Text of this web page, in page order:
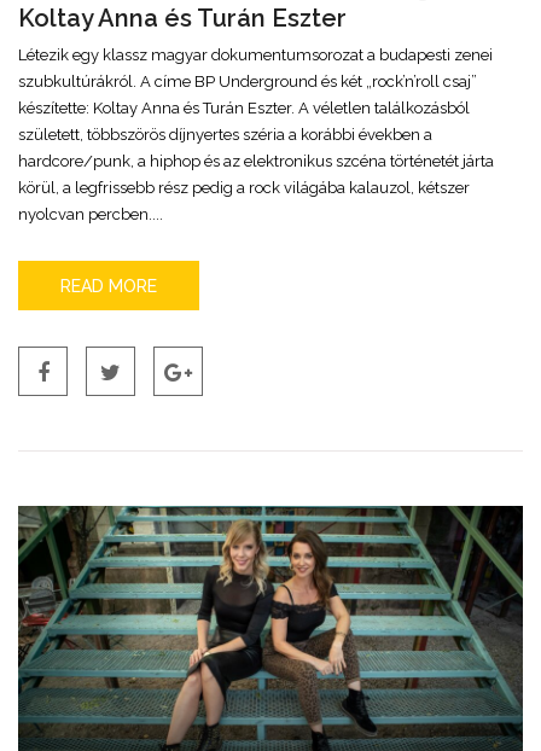
Koltay Anna és Turán Eszter
Létezik egy klassz magyar dokumentumsorozat a budapesti zenei
szubkultúrákról. A címe BP Underground és két „rock’n’roll csaj”
készítette: Koltay Anna és Turán Eszter. A véletlen találkozásból
született, többszörös díjnyertes széria a korábbi években a
hardcore/punk, a hiphop és az elektronikus szcéna történetét járta
körül, a legfrissebb rész pedig a rock világába kalauzol, kétszer
nyolcvan percben....
READ MORE